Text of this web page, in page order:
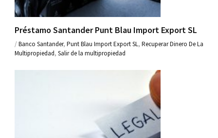
Préstamo Santander Punt Blau Import Export SL
/Banco Santander, Punt Blau Import Export SL, Recuperar Dinero De La
Multipropiedad, Salir de la multipropiedad